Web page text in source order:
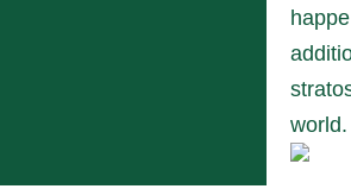
world.